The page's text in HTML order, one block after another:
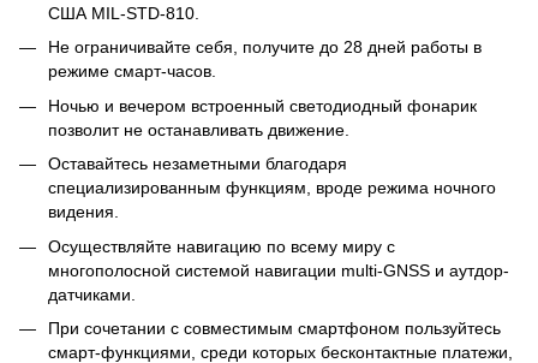
США MIL-STD-810.
Не ограничивайте себя, получите до 28 дней работы в
режиме смарт-часов.
Ночью и вечером встроенный светодиодный фонарик
позволит не останавливать движение.
Оставайтесь незаметными благодаря
специализированным функциям, вроде режима ночного
видения.
Осуществляйте навигацию по всему миру с
многополосной системой навигации multi-GNSS и аутдор-
датчиками.
При сочетании с совместимым смартфоном пользуйтесь
смарт-функциями, среди которых бесконтактные платежи,